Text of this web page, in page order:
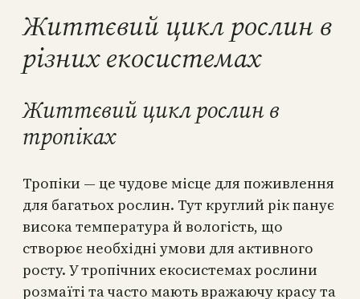
Життєвий цикл рослин в
різних екосистемах
Життєвий цикл рослин в
тропіках
Тропіки — це чудове місце для поживлення
для багатьох рослин. Тут круглий рік панує
висока температура й вологість, що
створює необхідні умови для активного
росту. У тропічних екосистемах рослини
розмаїті та часто мають вражаючу красу та